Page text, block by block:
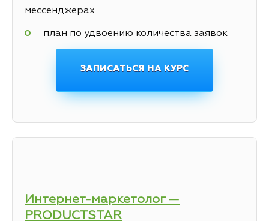
мессенджерах
план по удвоению количества заявок
ЗАПИСАТЬСЯ НА КУРС
Интернет-маркетолог —
PRODUCTSTAR